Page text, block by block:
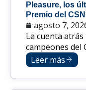
Pleasure, los
Premio del
agosto 7,
La cuenta
campeones del
Leer más